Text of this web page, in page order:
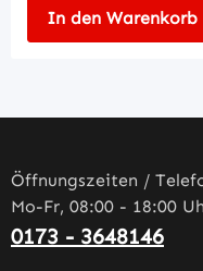
In den Warenkorb
Öffnungszeiten /
Mo-Fr, 08:00 - 18:00
0173 - 3648146